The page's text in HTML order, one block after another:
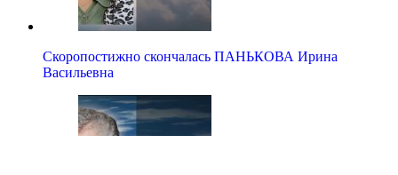
Скоропостижно скончалась ПАНЬКОВА Ирина
Васильевна